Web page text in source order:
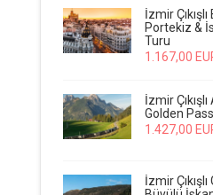
İzmir
Portekiz &
Turu
1.167,00
İzmir
Golden
1.427,00
İzmir